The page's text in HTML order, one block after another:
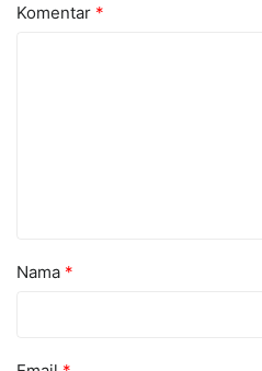
Komentar *
Nama *